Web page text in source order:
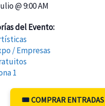
@ 9:00 AM
del Evento:
/ Empresas
1
🎟️ COMPRAR ENTRADAS